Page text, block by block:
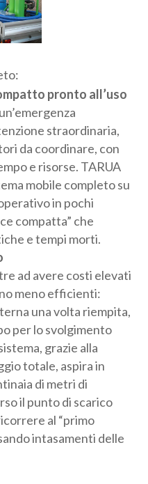
pronto all’uso
straordinaria,
da coordinare, con
e risorse. TARUA
mobile completo su
in pochi
compatta” che
e tempi morti.
ad avere costi elevati
meno efficienti:
una volta riempita,
per lo svolgimento
grazie alla
totale, aspira in
di metri di
il punto di scarico
al “primo
intasamenti delle